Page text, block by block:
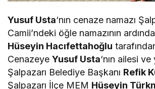
Yusuf Usta‘nın cenaze namazı
Camii’ndeki öğle namazının
Hüseyin Hacıfettahoğlu
CenazeyeYusuf Usta‘nın ailesi ve
Şalpazarı Belediye Başkanı Refik
Şalpazarı İlçe MEM Hüseyin